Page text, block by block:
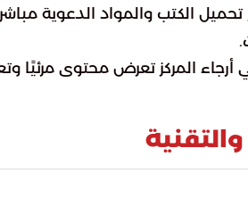
تحميل الكتب والمواد الدعوية
المركز تعرض محتوى مرئيًا